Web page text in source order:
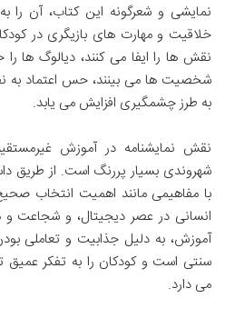
نمایشی و شعرگونه این کتاب، آن را
خلاقیت و مهارت های بازیگری در
نقش ها را ایفا می کنند، دیالوگ ها
شخصیت ها می بینند، حس اعتماد به
به طرز چشمگیری افزایش می یابد.
نقش نمایشنامه در آموزش
شهروندی بسیار پررنگ است. از طریق
با مفاهیمی مانند اهمیت انتخاب
انسانی در عصر دیجیتال، و شجاعت
آموزش، به دلیل جذابیت و تعاملی
سنتی است و کودکان را به تفکر عمیق
می دارد.